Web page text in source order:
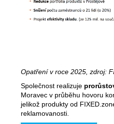
Opatření v roce 2025, zdroj:
Společnost realizuje
Moravec v průběhu hovoru
jelikož produkty od
reklamovanosti.